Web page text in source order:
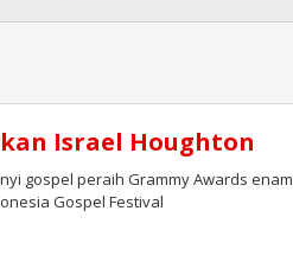
Israel Houghton
gospel peraih Grammy Awards enam
Gospel Festival